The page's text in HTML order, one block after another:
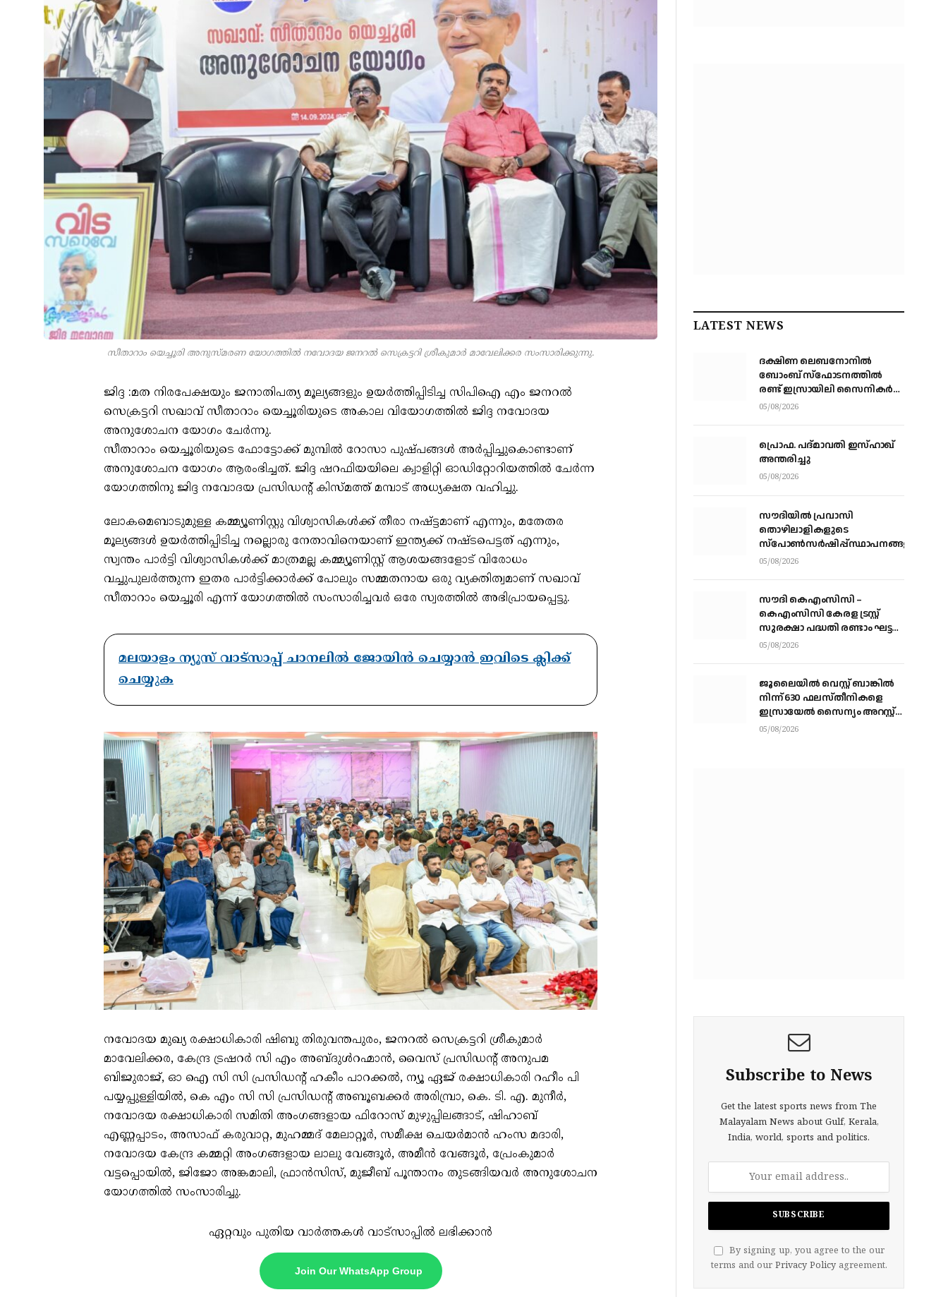
സീതാറാം യെച്ചൂരി അനുസ്മരണ യോഗത്തിൽ നവോദയ ജനറൽ സെക്രട്ടറി ശ്രീകുമാർ മാവേലിക്കര സംസാരിക്കുന്നു.
ജിദ്ദ :മത നിരപേക്ഷയും ജനാതിപത്യ മൂല്യങ്ങളും ഉയർത്തിപ്പിടിച്ച സിപിഐ എം ജനറൽ
സെക്രട്ടറി സഖാവ് സീതാറാം യെച്ചൂരിയുടെ അകാല വിയോഗത്തിൽ ജിദ്ദ നവോദയ
അനുശോചന യോഗം ചേർന്നു.
സീതാറാം യെച്ചൂരിയുടെ ഫോട്ടോക്ക് മുമ്പിൽ റോസാ പുഷ്പങ്ങൾ അർപ്പിച്ചുകൊണ്ടാണ്
അനുശോചന യോഗം ആരംഭിച്ചത്. ജിദ്ദ ഷറഫിയയിലെ ക്വാളിറ്റി ഓഡിറ്റോറിയത്തിൽ ചേർന്ന
യോഗത്തിനു ജിദ്ദ നവോദയ പ്രസിഡന്റ് കിസ്മത്ത് മമ്പാട് അധ്യക്ഷത വഹിച്ചു.
ലോകമെബാടുമുള്ള കമ്മ്യൂണിസ്റ്റു വിശ്വാസികൾക്ക് തീരാ നഷ്ട്ടമാണ് എന്നും, മതേതര
മൂല്യങ്ങൾ ഉയർത്തിപ്പിടിച്ച നല്ലൊരു നേതാവിനെയാണ് ഇന്ത്യക്ക് നഷ്ടപെട്ടത് എന്നും,
സ്വന്തം പാർട്ടി വിശ്വാസികൾക്ക് മാത്രമല്ല കമ്മ്യൂണിസ്റ്റ് ആശയങ്ങളോട് വിരോധം
വച്ചുപുലർത്തുന്ന ഇതര പാർട്ടിക്കാർക്ക് പോലും സമ്മതനായ ഒരു വ്യക്തിത്വമാണ് സഖാവ്
സീതാറാം യെച്ചൂരി എന്ന് യോഗത്തിൽ സംസാരിച്ചവർ ഒരേ സ്വരത്തിൽ അഭിപ്രായപ്പെട്ടു.
മലയാളം ന്യൂസ് വാട്സാപ്പ് ചാനലിൽ ജോയിൻ ചെയ്യാൻ ഇവിടെ ക്ലിക്ക്
ചെയ്യുക
നവോദയ മുഖ്യ രക്ഷാധികാരി ഷിബു തിരുവന്തപുരം, ജനറൽ സെക്രട്ടറി ശ്രീകുമാർ
മാവേലിക്കര, കേന്ദ്ര ട്രഷറർ സി എം അബ്‌ദുൾറഹ്മാൻ, വൈസ് പ്രസിഡന്റ് അനുപമ
ബിജുരാജ്, ഓ ഐ സി സി പ്രസിഡന്റ് ഹകീം പാറക്കൽ, ന്യൂ ഏജ് രക്ഷാധികാരി റഹീം പി
പയ്യപ്പുള്ളിയിൽ, കെ എം സി സി പ്രസിഡന്റ് അബൂബക്കർ അരിമ്പ്രാ, കെ. ടി. എ. മുനീർ,
നവോദയ രക്ഷാധികാരി സമിതി അംഗങ്ങളായ ഫിറോസ് മുഴുപ്പിലങ്ങാട്, ഷിഹാബ്
എണ്ണപ്പാടം, അസാഫ് കരുവാറ്റ, മുഹമ്മദ് മേലാറ്റൂർ, സമീക്ഷ ചെയർമാൻ ഹംസ മദാരി,
നവോദയ കേന്ദ്ര കമ്മറ്റി അംഗങ്ങളായ ലാലു വേങ്ങൂർ, അമീൻ വേങ്ങൂർ, പ്രേംകുമാർ
വട്ടപ്പൊയിൽ, ജിജോ അങ്കമാലി, ഫ്രാൻസിസ്, മുജീബ് പൂന്താനം തുടങ്ങിയവർ അനുശോചന
യോഗത്തിൽ സംസാരിച്ചു.
ഏറ്റവും പുതിയ വാർത്തകൾ വാട്സാപ്പിൽ ലഭിക്കാൻ
Join Our WhatsApp Group
LATEST NEWS
ദക്ഷിണ ലെബനോനില്‍
ബോംബ് സ്‌ഫോടനത്തില്‍
രണ്ട് ഇസ്രായിലി സൈനികര്‍
കൊല്ലപ്പെട്ടു; ഏഴുപേര്‍ക്ക്
05/08/2026
പ്രൊഫ. പദ്മാവതി ഇസ്ഹാഖ്
അന്തരിച്ചു
05/08/2026
സൗദിയില്‍ പ്രവാസി
തൊഴിലാളികളുടെ
സ്‌പോണ്‍സര്‍ഷിപ്പ്സ്ഥാപനങ്ങളില്‍
നിന്ന് വ്യക്തികളിലേക്ക് മാറ്റാന്‍
05/08/2026
സൗദി കെഎംസിസി –
കെഎംസിസി കേരള ട്രസ്റ്റ്
സുരക്ഷാ പദ്ധതി രണ്ടാം ഘട്ട
ആനുകൂല്യ വിതരണം
05/08/2026
ജൂലൈയില്‍ വെസ്റ്റ് ബാങ്കില്‍
നിന്ന് 630 ഫലസ്തീനികളെ
ഇസ്രായേല്‍ സൈന്യം അറസ്റ്റ്
ചെയ്തു
05/08/2026
Subscribe to News
Get the latest sports news from The
Malayalam News about Gulf, Kerala,
India, world, sports and politics.
By signing up, you agree to the our
terms and our Privacy Policyagreement.